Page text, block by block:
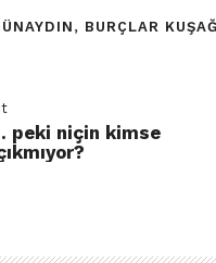
, BURÇLAR
peki niçin kimse